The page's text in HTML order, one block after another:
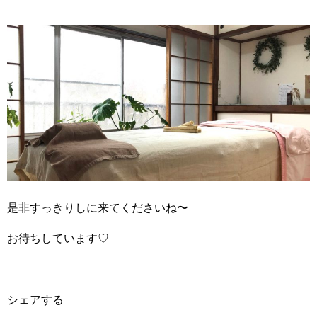
是非すっきりしに来てくださいね〜
お待ちしています♡
シェアする